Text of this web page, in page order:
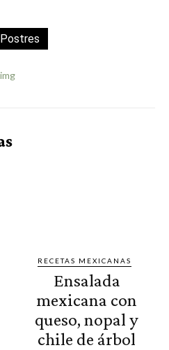
RECETAS MEXICANAS
Ensalada
mexicana con
queso, nopal y
chile de árbol